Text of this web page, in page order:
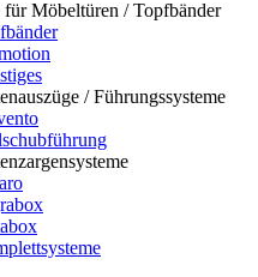
für Möbeltüren / Topfbänder
/ Führungssysteme